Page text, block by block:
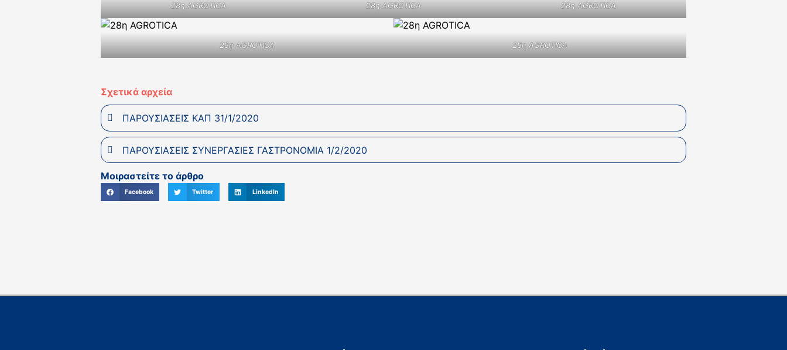
28η AGROTICA 28η AGROTICA 28η AGROTICA
28η AGROTICA 28η AGROTICA
Σχετικά αρχεία
ΠΑΡΟΥΣΙΑΣΕΙΣ ΚΑΠ 31/1/2020
ΠΑΡΟΥΣΙΑΣΕΙΣ ΣΥΝΕΡΓΑΣΙΕΣ ΓΑΣΤΡΟΝΟΜΙΑ 1/2/2020
Μοιραστείτε το άρθρο
Facebook Twitter LinkedIn